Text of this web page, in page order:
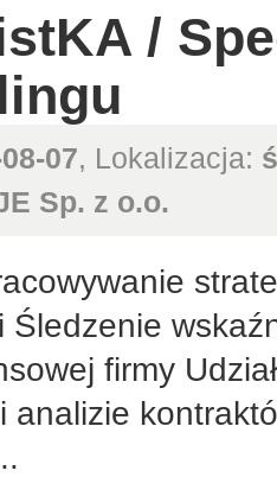
/
07, Lokalizacja:
Sp. z o.o.
Śledzenie
firmy
analizie